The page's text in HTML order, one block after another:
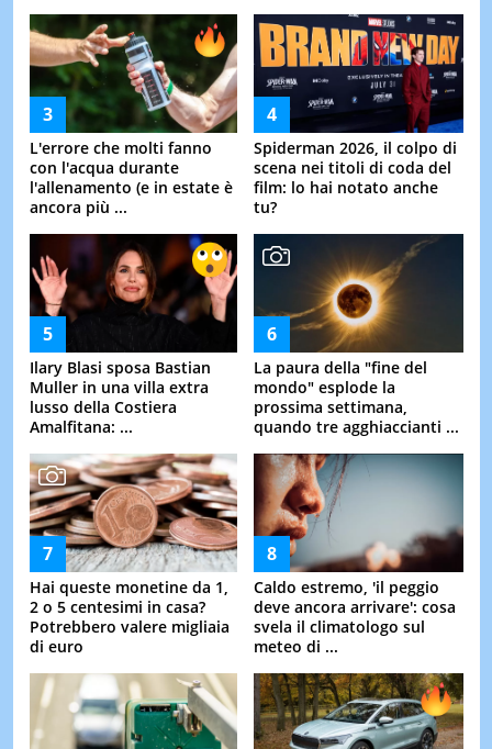
L'errore che molti fanno
con l'acqua durante
l'allenamento (e in estate è
ancora più ...
Spiderman 2026, il colpo di
scena nei titoli di coda del
film: lo hai notato anche
tu?
Ilary Blasi sposa Bastian
Muller in una villa extra
lusso della Costiera
Amalfitana: ...
La paura della "fine del
mondo" esplode la
prossima settimana,
quando tre agghiaccianti ...
Hai queste monetine da 1,
2 o 5 centesimi in casa?
Potrebbero valere migliaia
di euro
Caldo estremo, 'il peggio
deve ancora arrivare': cosa
svela il climatologo sul
meteo di ...